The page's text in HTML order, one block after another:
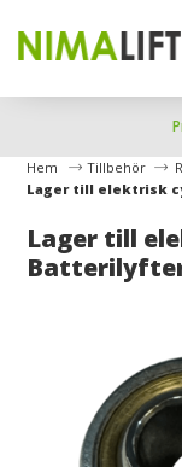
Hem Tillbehör
Lager till elektrisk
Lager till